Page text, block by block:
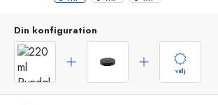
Din konfiguration
välj